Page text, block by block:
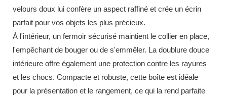
velours doux lui confère un aspect raffiné et crée un écrin
parfait pour vos objets les plus précieux.
À l'intérieur, un fermoir sécurisé maintient le collier en place,
l'empêchant de bouger ou de s'emmêler. La doublure douce
intérieure offre également une protection contre les rayures
et les chocs. Compacte et robuste, cette boîte est idéale
pour la présentation et le rangement, ce qui la rend parfaite